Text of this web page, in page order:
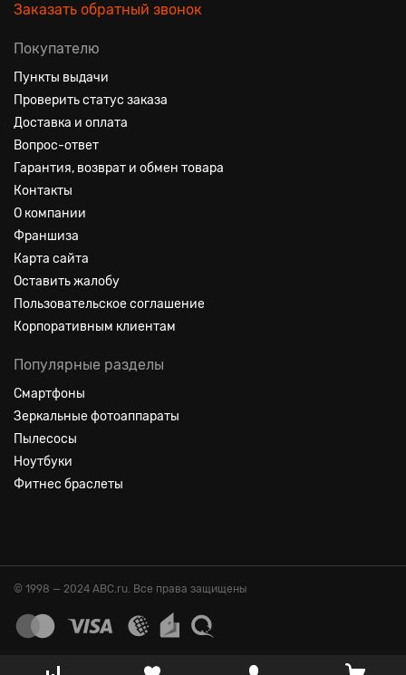
Заказать обратный звонок
Покупателю
Пункты выдачи
Проверить статус заказа
Доставка и оплата
Вопрос-ответ
Гарантия, возврат и обмен товара
Контакты
О компании
Франшиза
Карта сайта
Оставить жалобу
Пользовательское соглашение
Корпоративным клиентам
Популярные разделы
Смартфоны
Зеркальные фотоаппараты
Пылесосы
Ноутбуки
Фитнес браслеты
© 1998 — 2024 ABC.ru. Все права защищены